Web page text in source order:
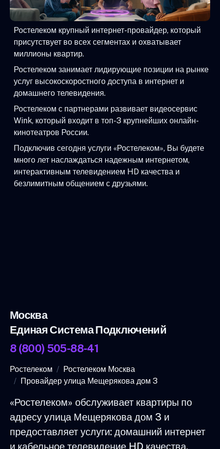
Ростелеком крупный интернет-провайдер, который
присутствует во всех сегментах и охватывает
миллионы квартир.
Ростелеком занимает лидирующие позиции на рынке
услуг высокоскоростного доступа в интернет и
домашнего телевидения.
Ростелеком с партнерами развивает видеосервис
Wink, который входит в топ-3 крупнейших онлайн-
кинотеатров России.
Подключив сегодня услуги «Ростелеком», Вы будете
много лет наслаждаться надежным интернетом,
интерактивным телевидением HD качества и
безлимитным общением с друзьями.
Москва
Единая Система Подключений
8 (800) 505-88-41
Ростелеком
Ростелеком Москва
Провайдер улица Мещерякова дом 3
«Ростелеком» обслуживает квартиры по
адресу улица Мещерякова дом 3 и
предоставляет услуги: домашний интернет
и кабельное телевидение HD качества.